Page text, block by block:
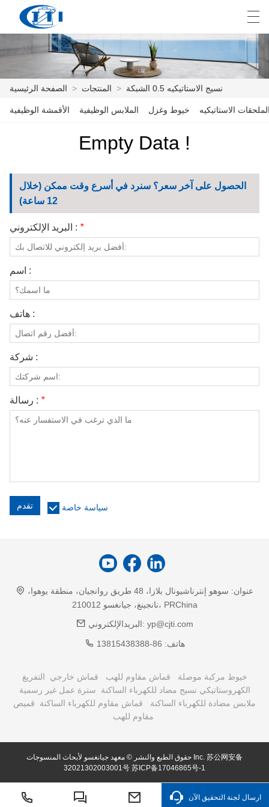
الصفحة الرئيسية
معلومات عنا
صناعة
الاتصال بنا
العربية česky Deutsch
الصفحة الرئيسية > المنتجات > نسيج الاستاتيكيه 0.5 الشبكة
الأقمشة الوظيفية الملابس الوظيفية خيوط وغزل الاستاتيكيه
Empty Data !
الحصول على آخر سعر؟ سنرد في أسرع وقت ممكن (خلال
12 ساعة)
البريد الإلكتروني : *
اسم :
هاتف :
شركة :
رسالة : *
تقدم سياسة خاصة
عنوان:
سوهو إنترناشيونال بلازا، 48 طريق روانجيان، منطقة يوهوا،
نانجينغ، جيانغسو 210012، PRChina
البريدالإلكتروني: yp@cjti.com
هاتف: 86-13815438388
خيوط مركبة موصلة قماش مقاوم للهب قماش خارجي
التفريغ
الكهروستاتيكي نسيج مضاد للكهرباء الساكنة
سترة عمل غير رسمية
ملابس مضادة للكهرباء الساكنة
قماش مقاوم للكهرباء الساكنة
قميص
مقاوم للهب
حقوق الطبع والنشر © معهد جيانغسو لأبحاث المنسوجات Inc. 苏公网安备
32021302003001号 苏ICP备17046865号-1
ارسال لجنة التحقيق الآن